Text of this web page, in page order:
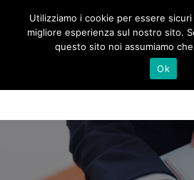
Utilizziamo i cookie per essere
migliore esperienza sul nostro sito.
questo sito noi assumiamo
Ok